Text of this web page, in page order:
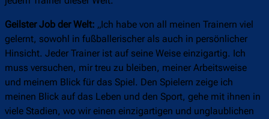
Geilster Job der Welt: „Ich habe von all meinen Trainern viel
gelernt, sowohl in fußballerischer als auch in persönlicher
Hinsicht. Jeder Trainer ist auf seine Weise einzigartig. Ich
muss versuchen, mir treu zu bleiben, meiner Arbeitsweise
und meinem Blick für das Spiel. Den Spielern zeige ich
meinen Blick auf das Leben und den Sport, gehe mit ihnen in
viele Stadien, wo wir einen einzigartigen und unglaublichen